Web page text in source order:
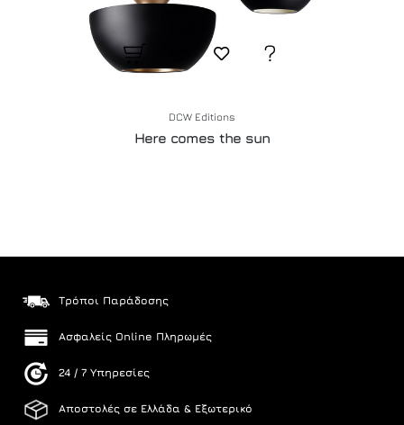
DCW Editions
Here comes the sun
Τρόποι Παράδοσης
Ασφαλείς Online Πληρωμές
24 / 7 Υπηρεσίες
Αποστολές σε Ελλάδα & Εξωτερικό